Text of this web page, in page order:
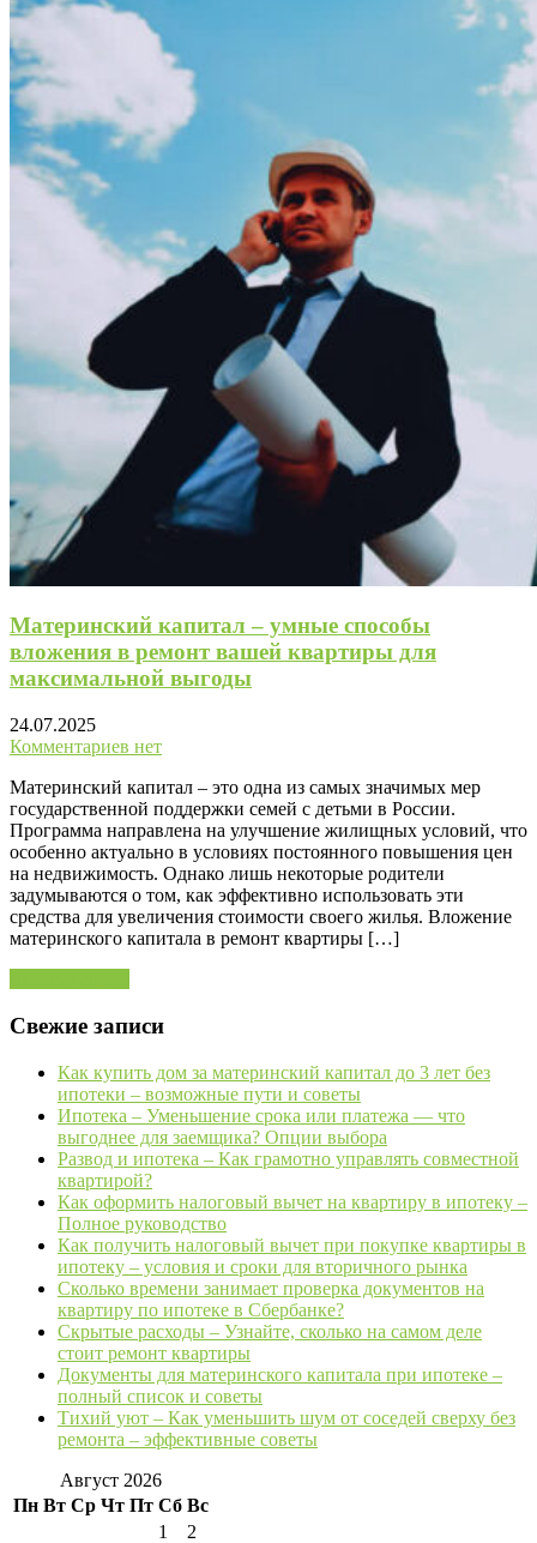
Материнский капитал – умные способы
вложения в ремонт вашей квартиры для
максимальной выгоды
24.07.2025
Комментариев нет
Материнский капитал – это одна из самых значимых мер
государственной поддержки семей с детьми в России.
Программа направлена на улучшение жилищных условий, что
особенно актуально в условиях постоянного повышения цен
на недвижимость. Однако лишь некоторые родители
задумываются о том, как эффективно использовать эти
средства для увеличения стоимости своего жилья. Вложение
материнского капитала в ремонт квартиры […]
Свежие записи
Как купить дом за материнский капитал до 3 лет без
ипотеки – возможные пути и советы
Ипотека – Уменьшение срока или платежа — что
выгоднее для заемщика? Опции выбора
Развод и ипотека – Как грамотно управлять совместной
квартирой?
Как оформить налоговый вычет на квартиру в ипотеку –
Полное руководство
Как получить налоговый вычет при покупке квартиры в
ипотеку – условия и сроки для вторичного рынка
Сколько времени занимает проверка документов на
квартиру по ипотеке в Сбербанке?
Скрытые расходы – Узнайте, сколько на самом деле
стоит ремонт квартиры
Документы для материнского капитала при ипотеке –
полный список и советы
Тихий уют – Как уменьшить шум от соседей сверху без
ремонта – эффективные советы
Август 2026
Пн Вт Ср Чт Пт Сб Вс
1
2